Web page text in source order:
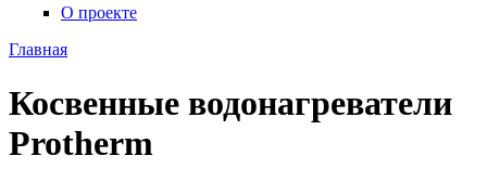
О проекте
Главная
Косвенные водонагреватели
Protherm